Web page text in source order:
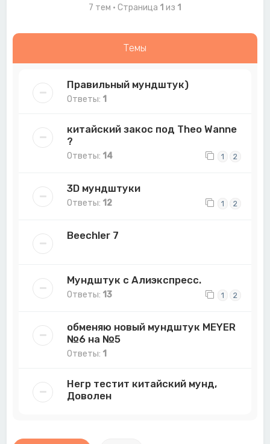
7 тем • Страница 1 из 1
Темы
Правильный мундштук)
Ответы: 1
китайский закос под Theo Wanne
?
Ответы: 14 1 2
3D мундштуки
Ответы: 12 1 2
Beechler 7
Мундштук с Алиэкспресс.
Ответы: 13 1 2
обменяю новый мундштук MEYER
№6 на №5
Ответы: 1
Негр тестит китайский мунд,
Доволен